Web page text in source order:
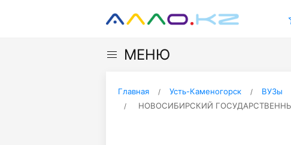
МЕНЮ
Главная Усть-Каменогорск
ВУЗы
НОВОСИБИРСКИЙ